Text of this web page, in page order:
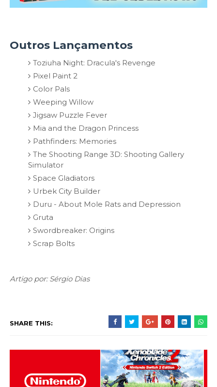
Outros Lançamentos
Toziuha Night: Dracula's Revenge
Pixel Paint 2
Color Pals
Weeping Willow
Jigsaw Puzzle Fever
Mia and the Dragon Princess
Pathfinders: Memories
The Shooting Range 3D: Shooting Gallery
Simulator
Space Gladiators
Urbek City Builder
Duru - About Mole Rats and Depression
Gruta
Swordbreaker: Origins
Scrap Bolts
Artigo por: Sérgio Dias
SHARE THIS: